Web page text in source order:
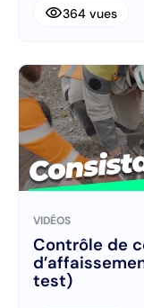
visibility364 vues
VIDÉOS
Contrôle de
test)